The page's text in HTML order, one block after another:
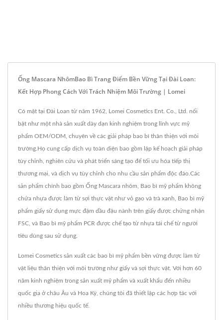
Ống Mascara NhômBao Bì Trang Điểm Bền Vững Tại Đài Loan:
Kết Hợp Phong Cách Với Trách Nhiệm Môi Trường | Lomei
Có mặt tại Đài Loan từ năm 1962, Lomei Cosmetics Ent. Co., Ltd. nổi
bật như một nhà sản xuất dày dạn kinh nghiệm trong lĩnh vực mỹ
phẩm OEM/ODM, chuyên về các giải pháp bao bì thân thiện với môi
trường.Họ cung cấp dịch vụ toàn diện bao gồm lập kế hoạch giải pháp
tùy chỉnh, nghiên cứu và phát triển sáng tạo để tối ưu hóa tiếp thị
thương mại, và dịch vụ tùy chỉnh cho nhu cầu sản phẩm độc đáo.Các
sản phẩm chính bao gồm Ống Mascara nhôm, Bao bì mỹ phẩm không
chứa nhựa được làm từ sợi thực vật như vỏ gạo và trà xanh, Bao bì mỹ
phẩm giấy sử dụng mực đậm dầu đậu nành trên giấy được chứng nhận
FSC, và Bao bì mỹ phẩm PCR được chế tạo từ nhựa tái chế từ người
tiêu dùng sau sử dụng.
Lomei Cosmetics sản xuất các bao bì mỹ phẩm bền vững được làm từ
vật liệu thân thiện với môi trường như giấy và sợi thực vật. Với hơn 60
năm kinh nghiệm trong sản xuất mỹ phẩm và xuất khẩu đến nhiều
quốc gia ở châu Âu và Hoa Kỳ, chúng tôi đã thiết lập các hợp tác với
nhiều thương hiệu quốc tế.